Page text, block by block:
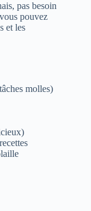
pas besoin
pouvez
et les
molles)